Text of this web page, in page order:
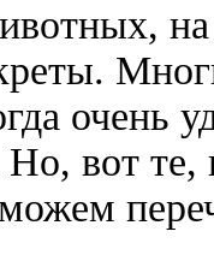
на
очень
вот те,